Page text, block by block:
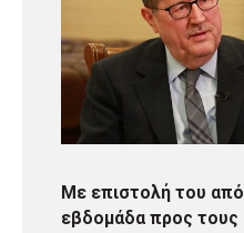
Με επιστολή του
εβδομάδα προς